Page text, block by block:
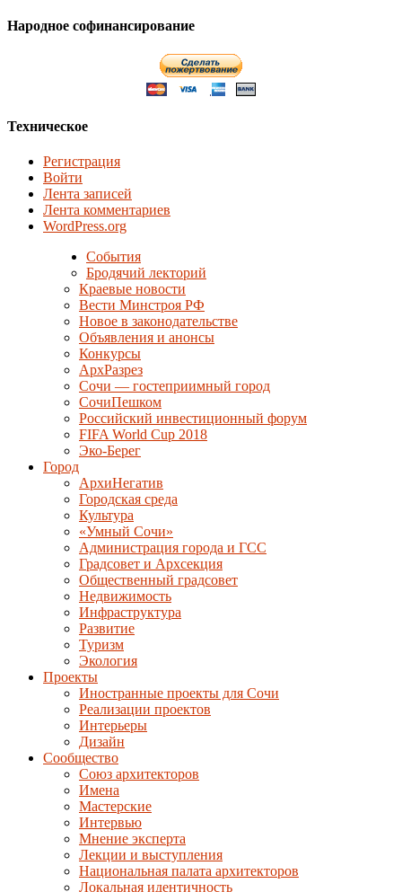
Народное софинансирование
Техническое
Регистрация
Войти
Лента записей
Лента комментариев
WordPress.org
События
Бродячий лекторий
Краевые новости
Вести Минстроя РФ
Новое в законодательстве
Объявления и анонсы
Конкурсы
АрхРазрез
Сочи — гостеприимный город
СочиПешком
Российский инвестиционный форум
FIFA World Cup 2018
Эко-Берег
Город
АрхиНегатив
Городская среда
Культура
«Умный Сочи»
Администрация города и ГСС
Градсовет и Архсекция
Общественный градсовет
Недвижимость
Инфраструктура
Развитие
Туризм
Экология
Проекты
Иностранные проекты для Сочи
Реализации проектов
Интерьеры
Дизайн
Сообщество
Союз архитекторов
Имена
Мастерские
Интервью
Мнение эксперта
Лекции и выступления
Национальная палата архитекторов
Локальная идентичность